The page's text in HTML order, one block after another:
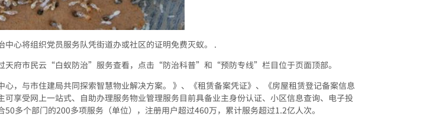
心将组织党员服务队凭街道办或社区的证明免费灭蚁。 .
天府市民云“白蚁防治”服务查看，点击“防治科普”和“预防专线”栏目位于页面顶部。
，与市住建局共同探索智慧物业解决方案。 》、《租赁备案凭证》、《房屋租赁登记备案信息
享受网上一站式、自助办理服务物业管理服务目前具备业主身份认证、小区信息查询、电子投
多个部门的200多项服务（单位），注册用户超过460万，累计服务超过1.2亿人次。